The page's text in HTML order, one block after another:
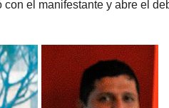
el manifestante y abre el